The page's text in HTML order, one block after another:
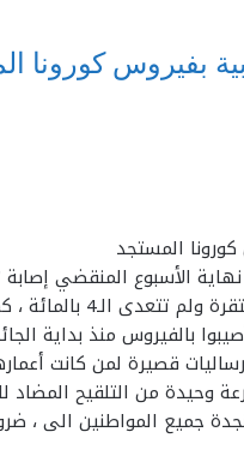
بفيروس كورونا المستجد من مجموع 169 عينة تحليل .
في حدود شخصان مقيمان بقسم ” كوفيد19″ مجهزة بالاوكسيجين .
42503 شخصا شفي منهم 41137 شخصا وعدد الوفيات
فما فوق ممن تلقوا جرعة ثالثة من التطعيم لتلقي جرعة
شخصا وعدد الذين تلقوا جرعتان 340573 شخصا وعدد الذين
جميع المواطنين الى ،